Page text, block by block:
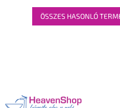
ÖSSZES HASONLÓ